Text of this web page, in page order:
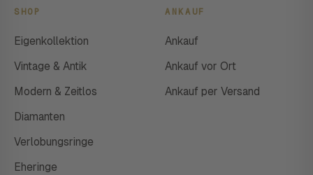
SHOP
Eigenkollektion
Vintage & Antik
Modern & Zeitlos
Diamanten
Verlobungsringe
Eheringe
ANKAUF
Ankauf
Ankauf vor Ort
Ankauf per Versand